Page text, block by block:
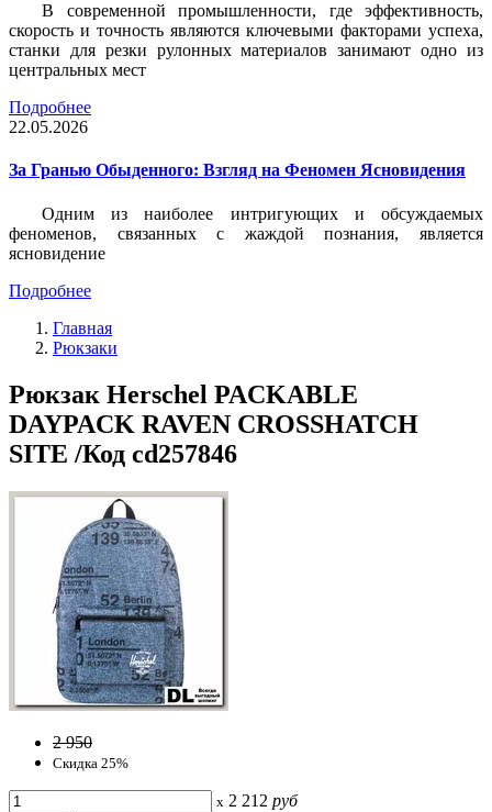
В современной промышленности, где эффективность,
скорость и точность являются ключевыми факторами успеха,
станки для резки рулонных материалов занимают одно из
центральных мест
Подробнее
22.05.2026
За Гранью Обыденного: Взгляд на Феномен Ясновидения
Одним из наиболее интригующих и обсуждаемых
феноменов, связанных с жаждой познания, является
ясновидение
Подробнее
Главная
Рюкзаки
Рюкзак Herschel PACKABLE
DAYPACK RAVEN CROSSHATCH
SITE /Код cd257846
2 950
Скидка 25%
x 2 212 руб